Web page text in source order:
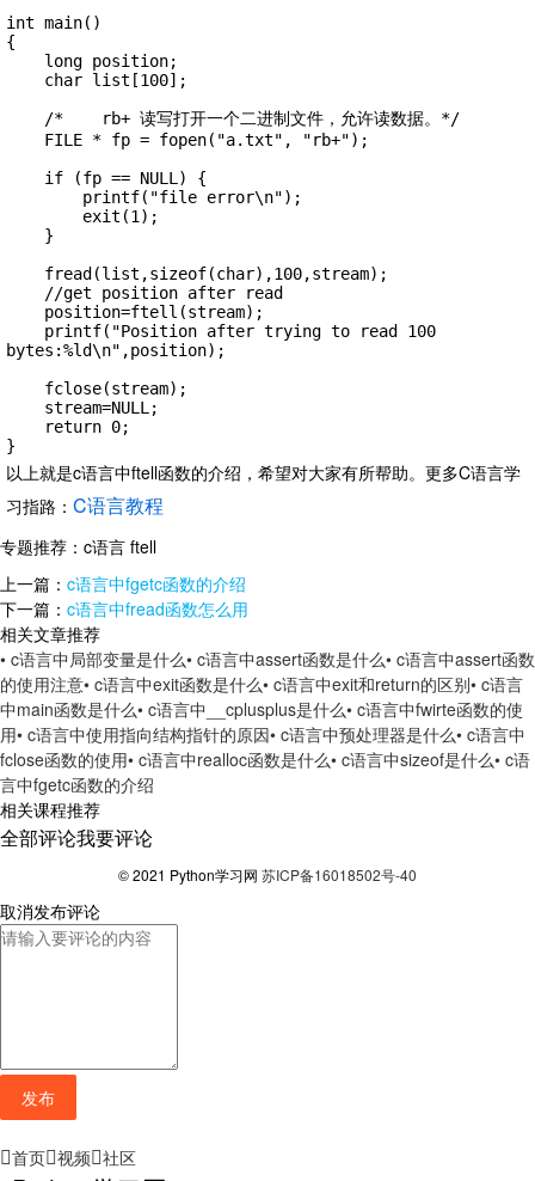
int main()
{
bytes:%ld\n",position);
}
以上就是c语言中ftell函数的介绍，希望对大家有所帮助。 更多C语言学
习指路： C语言教程
专题推荐： c语言 ftell
上一篇： c语言中fgetc函数的介绍
下一篇： c语言中fread函数怎么用
相关文章推荐
• c语言中局部变量是什么• c语言中assert函数是什么• c语言中assert函数
的使用注意• c语言中exit函数是什么• c语言中exit和return的区别• c语言
中main函数是什么• c语言中__cplusplus是什么• c语言中fwirte函数的使
用• c语言中使用指向结构指针的原因• c语言中预处理器是什么• c语言中
fclose函数的使用• c语言中realloc函数是什么• c语言中sizeof是什么• c语
言中fgetc函数的介绍
相关课程推荐
全部评论我要评论
© 2021 Python学习网 苏ICP备16018502号-40
取消发布评论
发布
首页 视频 社区